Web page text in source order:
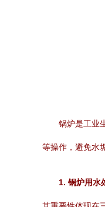
锅炉是工业
等操作，避免水
1. 锅炉用水